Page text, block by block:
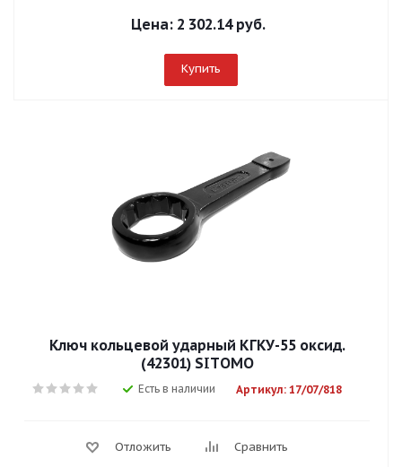
Цена: 2 302.14 руб.
Купить
Ключ кольцевой ударный КГКУ-55 оксид.
(42301) SITОМО
Есть в наличии Артикул: 17/07/818
Отложить Сравнить